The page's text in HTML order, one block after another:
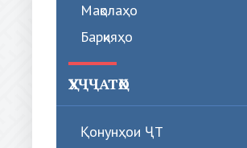
Мақолаҳо
Барқияҳо
ҲУҶҶАТҲО
Қонунҳои ҶТ